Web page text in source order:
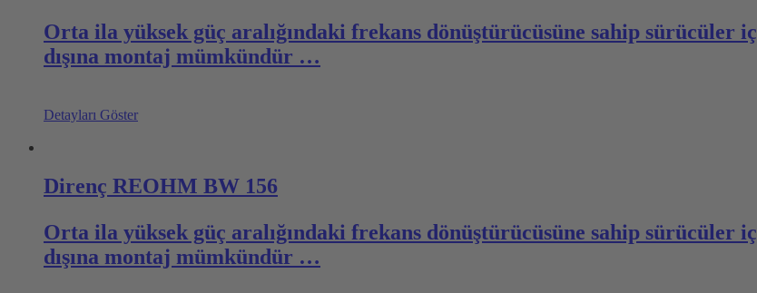
Orta ila yüksek güç aralığındaki frekans dönüştürücüsüne sahip
dışına montaj mümkündür …
Detayları Göster
Direnç REOHM BW 156
Orta ila yüksek güç aralığındaki frekans dönüştürücüsüne sahip
dışına montaj mümkündür …